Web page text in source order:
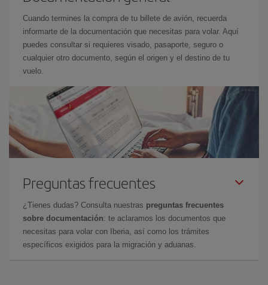
Cuando termines la compra de tu billete de avión, recuerda
informarte de la documentación que necesitas para volar. Aquí
puedes consultar si requieres visado, pasaporte, seguro o
cualquier otro documento, según el origen y el destino de tu
vuelo.
Preguntas frecuentes
¿Tienes dudas? Consulta nuestras preguntas frecuentes
sobre documentación: te aclaramos los documentos que
necesitas para volar con Iberia, así como los trámites
específicos exigidos para la migración y aduanas.